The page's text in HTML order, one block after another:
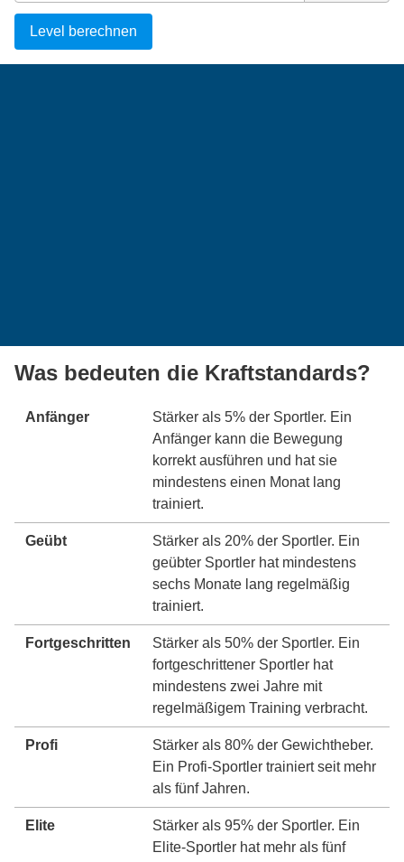
Level berechnen
Was bedeuten die Kraftstandards?
Anfänger
Stärker als 5% der Sportler. Ein
Anfänger kann die Bewegung
korrekt ausführen und hat sie
mindestens einen Monat lang
trainiert.
Geübt
Stärker als 20% der Sportler. Ein
geübter Sportler hat mindestens
sechs Monate lang regelmäßig
trainiert.
Fortgeschritten
Stärker als 50% der Sportler. Ein
fortgeschrittener Sportler hat
mindestens zwei Jahre mit
regelmäßigem Training verbracht.
Profi
Stärker als 80% der Gewichtheber.
Ein Profi-Sportler trainiert seit mehr
als fünf Jahren.
Elite
Stärker als 95% der Sportler. Ein
Elite-Sportler hat mehr als fünf